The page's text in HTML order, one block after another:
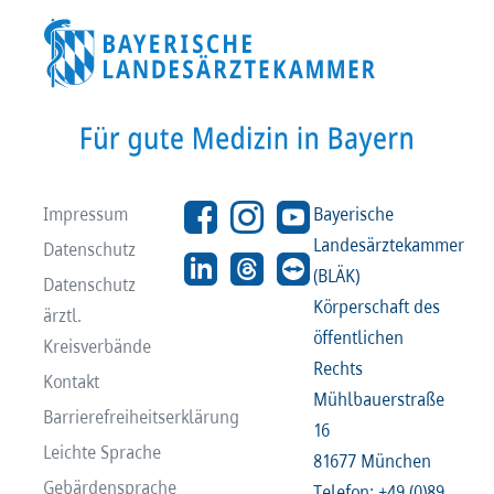
Impressum
Datenschutz
Datenschutz
ärztl.
Kreisverbände
Kontakt
Barrierefreiheitserklärung
Leichte Sprache
Gebärdensprache
Bayerische
Landesärztekammer
(BLÄK)
Körperschaft des
öffentlichen
Rechts
Mühlbauerstraße
16
81677 München